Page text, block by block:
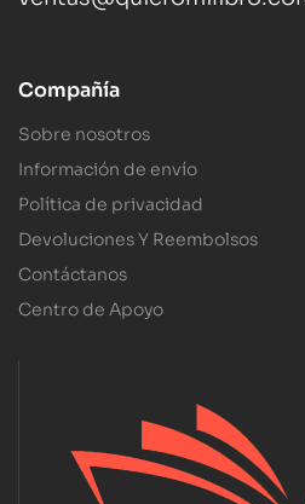
Compañía
Sobre nosotros
Información de envío
Política de privacidad
Devoluciones Y Reembolsos
Contáctanos
Centro de Apoyo